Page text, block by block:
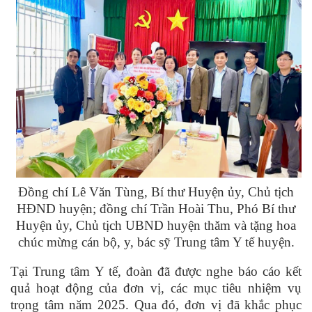
Đồng chí Lê Văn Tùng, Bí thư Huyện ủy, Chủ tịch
HĐND huyện; đồng chí Trần Hoài Thu, Phó Bí thư
Huyện ủy, Chủ tịch UBND huyện thăm và tặng hoa
chúc mừng cán bộ, y, bác sỹ Trung tâm Y tế huyện.
Tại Trung tâm Y tế, đoàn đã được nghe báo cáo kết
quả hoạt động của đơn vị, các mục tiêu nhiệm vụ
trọng tâm năm 2025. Qua đó, đơn vị đã khắc phục